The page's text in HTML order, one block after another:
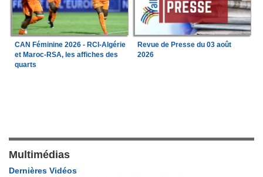
CAN Féminine 2026 - RCI-Algérie
et Maroc-RSA, les affiches des
quarts
Revue de Presse du 03 août
2026
Multimédias
Dernières Vidéos